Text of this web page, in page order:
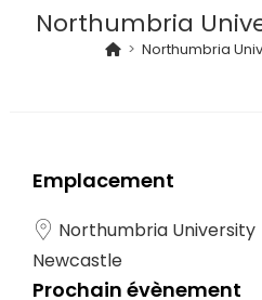
Northumbria
> Northumbria
Emplacement
Northumbria University
Newcastle
Prochain évènement